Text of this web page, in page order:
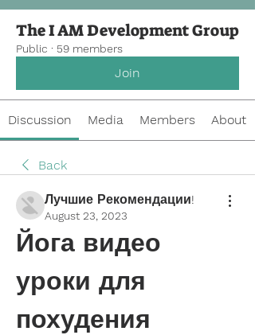
The I AM Development Group
Public · 59 members
Join
Discussion Media Members About
Back
Лучшие Рекомендации!
August 23, 2023
Йога видео
уроки для
похудения